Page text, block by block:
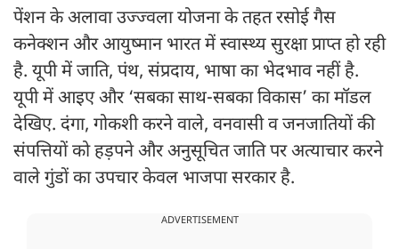
पेंशन के अलावा उज्ज्वला योजना के तहत रसोई गैस
कनेक्शन और आयुष्मान भारत में स्वास्थ्य सुरक्षा प्राप्त हो रही
है. यूपी में जाति, पंथ, संप्रदाय, भाषा का भेदभाव नहीं है.
यूपी में आइए और ‘सबका साथ-सबका विकास’ का मॉडल
देखिए. दंगा, गोकशी करने वाले, वनवासी व जनजातियों की
संपत्तियों को हड़पने और अनुसूचित जाति पर अत्याचार करने
वाले गुंडों का उपचार केवल भाजपा सरकार है.
ADVERTISEMENT